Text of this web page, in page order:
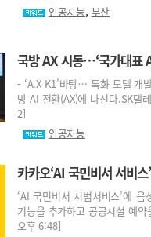
인공지능, 부산
국방 AX 시동…‘국가대표
- ‘A.X K1’바탕… 특화 모델 개
방 AI 전환(AX)에 나선다.SK
2]
인공지능
카카오‘AI 국민비서 서비
‘AI 국민비서 시범서비스’에
기능을 추가하고 공공시설 예
오후 6:48]